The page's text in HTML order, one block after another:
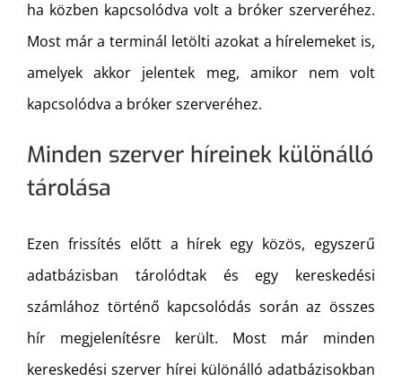
ha közben kapcsolódva volt a bróker szerveréhez.
Most már a terminál letölti azokat a hírelemeket is,
amelyek akkor jelentek meg, amikor nem volt
kapcsolódva a bróker szerveréhez.
Minden szerver híreinek különálló
tárolása
Ezen frissítés előtt a hírek egy közös, egyszerű
adatbázisban tárolódtak és egy kereskedési
számlához történő kapcsolódás során az összes
hír megjelenítésre került. Most már minden
kereskedési szerver hírei különálló adatbázisokban